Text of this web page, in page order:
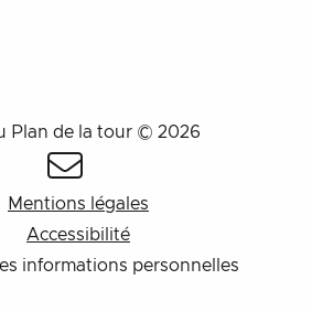
Plan de la tour © 2026
Mentions légales
Accessibilité
informations personnelles